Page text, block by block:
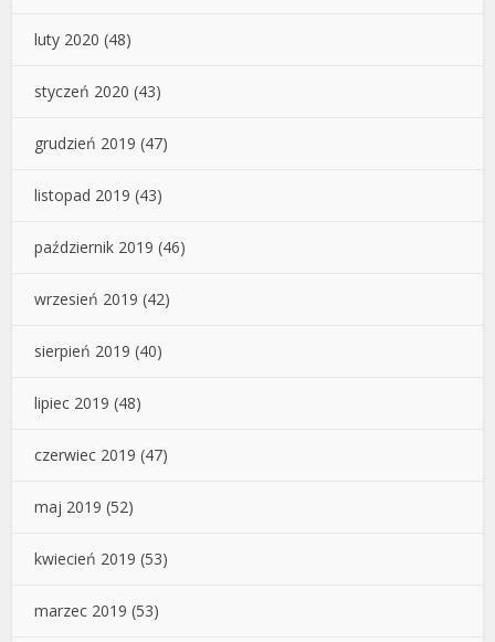
luty 2020 (48)
styczeń 2020 (43)
grudzień 2019 (47)
listopad 2019 (43)
październik 2019 (46)
wrzesień 2019 (42)
sierpień 2019 (40)
lipiec 2019 (48)
czerwiec 2019 (47)
maj 2019 (52)
kwiecień 2019 (53)
marzec 2019 (53)